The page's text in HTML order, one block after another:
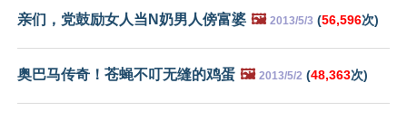
亲们，党鼓励女人当N奶男人傍富婆 🖼️ 2013/5/3 (56,596次)
奥巴马传奇！苍蝇不叮无缝的鸡蛋 🖼️ 2013/5/2 (48,363次)